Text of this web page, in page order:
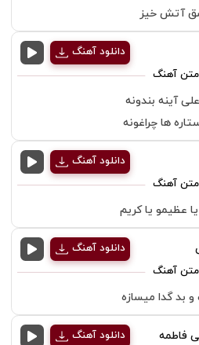
آتش خیز
دانلود آهنگ
آینه بندونه
ها چراغونه
دانلود آهنگ
عظیمو یا کریم
دانلود آهنگ
بد گدا میسازه
فاطمه دانلود آهنگ